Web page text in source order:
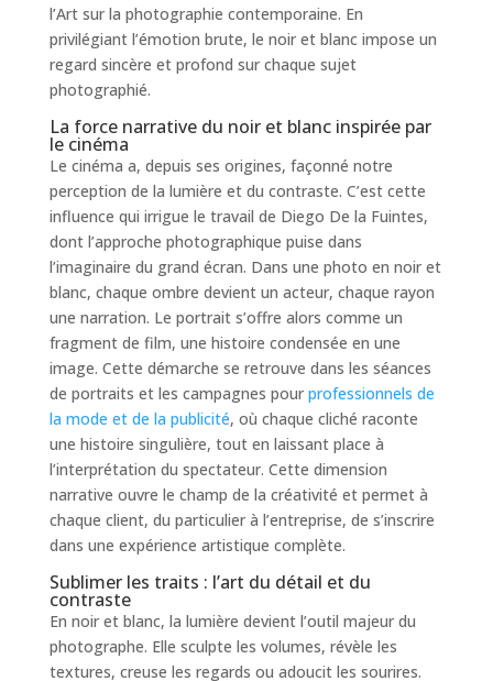
l’Art sur la photographie contemporaine. En
privilégiant l’émotion brute, le noir et blanc impose un
regard sincère et profond sur chaque sujet
photographié.
La force narrative du noir et blanc inspirée par
le cinéma
Le cinéma a, depuis ses origines, façonné notre
perception de la lumière et du contraste. C’est cette
influence qui irrigue le travail de Diego De la Fuintes,
dont l’approche photographique puise dans
l’imaginaire du grand écran. Dans une photo en noir et
blanc, chaque ombre devient un acteur, chaque rayon
une narration. Le portrait s’offre alors comme un
fragment de film, une histoire condensée en une
image. Cette démarche se retrouve dans les séances
de portraits et les campagnes pour professionnels de
la mode et de la publicité, où chaque cliché raconte
une histoire singulière, tout en laissant place à
l’interprétation du spectateur. Cette dimension
narrative ouvre le champ de la créativité et permet à
chaque client, du particulier à l’entreprise, de s’inscrire
dans une expérience artistique complète.
Sublimer les traits : l’art du détail et du
contraste
En noir et blanc, la lumière devient l’outil majeur du
photographe. Elle sculpte les volumes, révèle les
textures, creuse les regards ou adoucit les sourires.